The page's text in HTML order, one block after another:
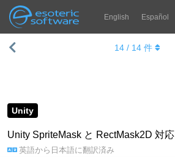
Esoteric Software
Navigation English Español
ホーム Spine
Unity
Unity SpriteMask と RectMask2D 対応
英語から 日本語に翻訳済み
14/ 14件